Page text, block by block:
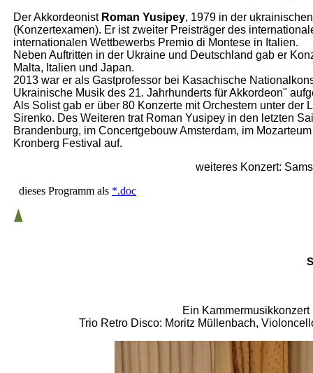
Der Akkordeonist Roman Yusipey, 1979 in der
(Konzertexamen). Er ist zweiter Preisträger des
internationalen Wettbewerbs Premio di Montese in Italien.
Neben Auftritten in der Ukraine und Deutschland gab er
Malta, Italien und Japan.
2013 war er als Gastprofessor bei Kasachische
Ukrainische Musik des 21. Jahrhunderts für Akkordeon"
Als Solist gab er über 80 Konzerte mit Orchestern unter
Sirenko. Des Weiteren trat Roman Yusipey in den letzten
Brandenburg, im Concertgebouw Amsterdam, im
Kronberg Festival auf.
weiteres Konzert:
dieses Programm als *.doc
Ein
Trio Retro Disco: Moritz Müllenbach,